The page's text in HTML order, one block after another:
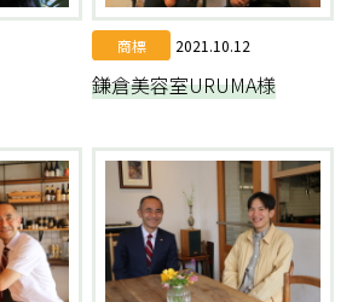
商標 2021.10.12
鎌倉美容室URUMA様